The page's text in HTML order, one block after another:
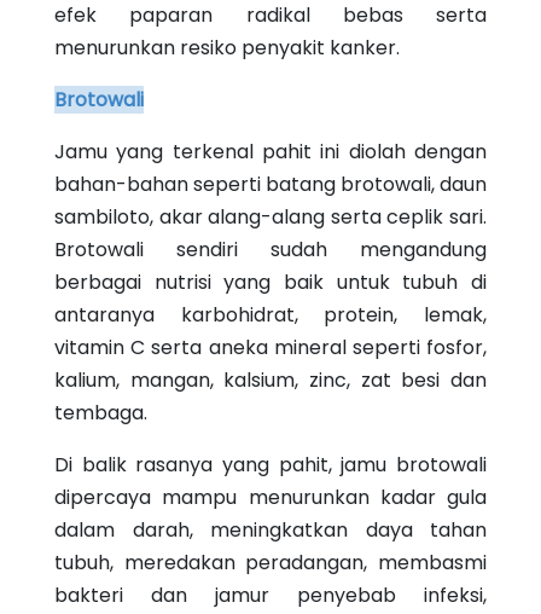
efek paparan radikal bebas serta
menurunkan resiko penyakit kanker.
Brotowali
Jamu yang terkenal pahit ini diolah dengan
bahan-bahan seperti batang brotowali, daun
sambiloto, akar alang-alang serta ceplik sari.
Brotowali sendiri sudah mengandung
berbagai nutrisi yang baik untuk tubuh di
antaranya karbohidrat, protein, lemak,
vitamin C serta aneka mineral seperti fosfor,
kalium, mangan, kalsium, zinc, zat besi dan
tembaga.
Di balik rasanya yang pahit, jamu brotowali
dipercaya mampu menurunkan kadar gula
dalam darah, meningkatkan daya tahan
tubuh, meredakan peradangan, membasmi
bakteri dan jamur penyebab infeksi,